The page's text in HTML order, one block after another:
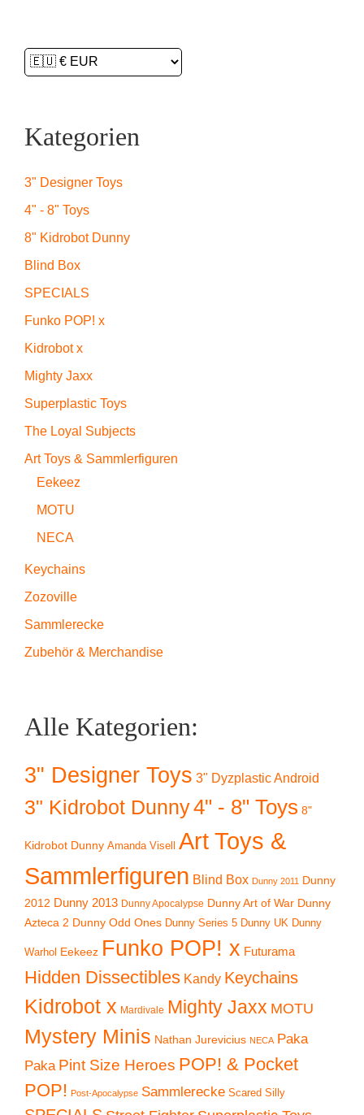
Kategorien
3" Designer Toys
4" - 8" Toys
8" Kidrobot Dunny
Blind Box
SPECIALS
Funko POP! x
Kidrobot x
Mighty Jaxx
Superplastic Toys
The Loyal Subjects
Art Toys & Sammlerfiguren
Eekeez
MOTU
NECA
Keychains
Zozoville
Sammlerecke
Zubehör & Merchandise
Alle Kategorien:
3" Designer Toys 3" Dyzplastic Android
3" Kidrobot Dunny4" - 8" Toys 8"
Kidrobot Dunny Amanda Visell Art Toys &
Sammlerfiguren Blind Box Dunny 2011 Dunny
2012 Dunny 2013 Dunny Apocalypse Dunny Art of War Dunny
Azteca 2 Dunny Odd Ones Dunny Series 5 Dunny UK Dunny
Warhol Eekeez Funko POP! x Futurama
Hidden Dissectibles Kandy Keychains
Kidrobot x Mardivale Mighty Jaxx MOTU
Mystery Minis Nathan Jurevicius NECA Paka
Paka Pint Size Heroes POP! & Pocket
POP! Post-Apocalypse Sammlerecke Scared Silly